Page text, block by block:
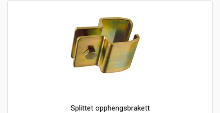
Splittet opphengsbrakett